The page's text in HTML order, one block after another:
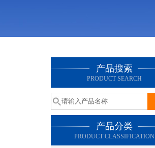
产品搜索
PRODUCT SEARCH
产品分类
PRODUCT CLASSIFICATION